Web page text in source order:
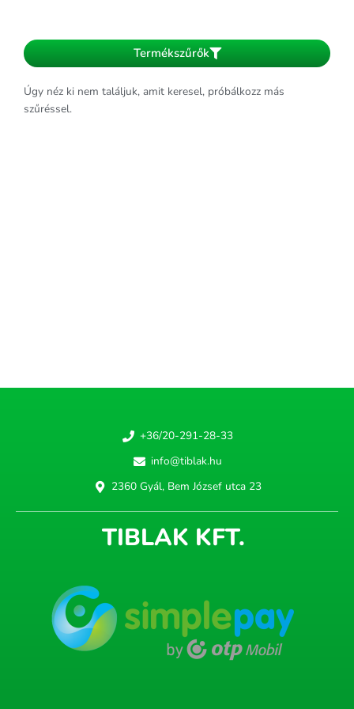
Termékszűrők
Úgy néz ki nem találjuk, amit keresel, próbálkozz más
szűréssel.
+36/20-291-28-33
info@tiblak.hu
2360 Gyál, Bem József utca 23
TIBLAK KFT.